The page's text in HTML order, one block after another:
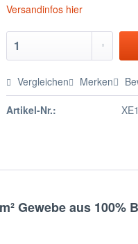
Versandinfos hier
Vergleichen Merken
Artikel-Nr.:
Gewebe aus 100%